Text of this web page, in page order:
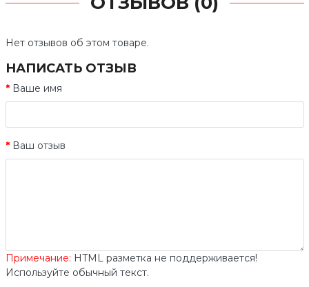
Нет отзывов об этом товаре.
НАПИСАТЬ ОТЗЫВ
Ваше имя
Ваш отзыв
Примечание: HTML разметка не поддерживается!
Используйте обычный текст.